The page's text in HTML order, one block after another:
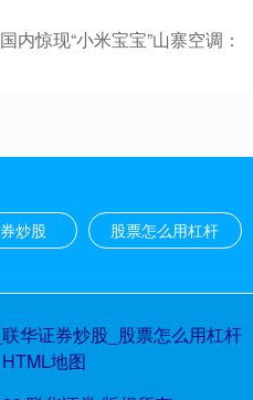
内惊现“小米宝宝”山寨空调：
炒股 股票怎么用杠杆
华证券炒股_股票怎么用杠杆
HTML地图